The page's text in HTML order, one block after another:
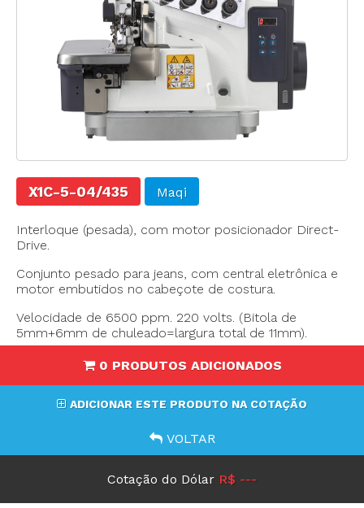
X1C-5-04/435 Maqi
Interloque (pesada), com motor posicionador Direct-
Drive.
Conjunto pesado para jeans, com central eletrônica e
motor embutidos no cabeçote de costura.
Velocidade de 6500 ppm. 220 volts. (Bitola de
5mm+6mm de chuleado=largura total de 11mm).
0 PRODUTOS ADICIONADOS
ADICIONAR ESTE PRODUTO NA COTAÇÃO
VOLTAR
Cotação do Dólar R$ ---